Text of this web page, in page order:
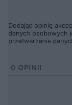
Dodając opinię
danych osobowych
przetwarzania
0 OPINII